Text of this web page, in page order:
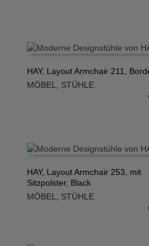
IN DEN WARENKORB
HAY, Layout Armchair 211,
MÖBEL
STÜHLE
IN DEN WARENKORB
HAY, Layout Armchair 253, mit
Sitzpolster, Black
MÖBEL
STÜHLE